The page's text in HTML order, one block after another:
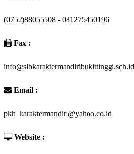
(0752)88055508 - 081275450196
Fax :
info@slbkaraktermandiribukittinggi.sch.id
Email :
pkh_karaktermandiri@yahoo.co.id
Website :